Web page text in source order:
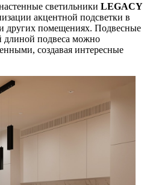
светильники LEGACY
акцентной подсветки в
других помещениях. Подвесные
длиной подвеса можно
создавая интересные